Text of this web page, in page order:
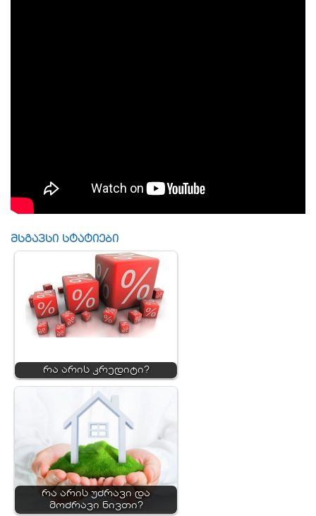
მსგავსი სტატიები
რა არის კრედიტი?
რა არის უძრავი და
მოძრავი ნივთი?